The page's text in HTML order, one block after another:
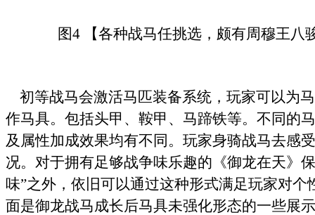
图4 【各种战马任挑选，颇有周穆王八
初等战马会激活马匹装备系统，玩家可以为
作马具。包括头甲、鞍甲、马蹄铁等。不同的
及属性加成效果均有不同。玩家身骑战马去感
况。对于拥有足够战争味乐趣的《御龙在天》
味”之外，依旧可以通过这种形式满足玩家对个
面是御龙战马成长后马具未强化形态的一些展